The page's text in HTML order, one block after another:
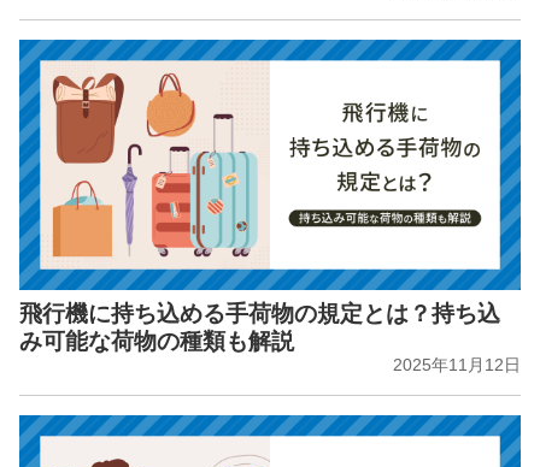
飛行機に持ち込める手荷物の規定とは？持ち込
み可能な荷物の種類も解説
2025年11月12日